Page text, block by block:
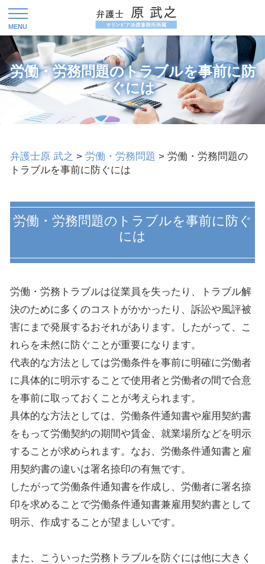
労働・労務問題のトラブルを事前に防
ぐには
弁護士原 武之 > 労働・労務問題 > 労働・労務問題の
トラブルを事前に防ぐには
労働・労務問題のトラブルを事前に防ぐ
には
労働・労務トラブルは従業員を失ったり、トラブル解
決のために多くのコストがかかったり、訴訟や風評被
害にまで発展するおそれがあります。したがって、こ
れらを未然に防ぐことが重要になります。
代表的な方法としては労働条件を事前に明確に労働者
に具体的に明示することで使用者と労働者の間で合意
を事前に取っておくことが考えられます。
具体的な方法としては、労働条件通知書や雇用契約書
をもって労働契約の期間や賃金、就業場所などを明示
することが求められます。なお、労働条件通知書と雇
用契約書の違いは署名捺印の有無です。
したがって労働条件通知書を作成し、労働者に署名捺
印を求めることで労働条件通知書兼雇用契約書として
明示、作成することが望ましいです。
また、こういった労務トラブルを防ぐには他に大きく